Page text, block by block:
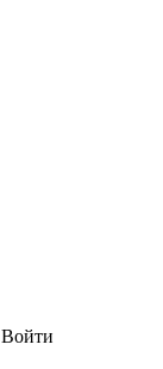
Войти